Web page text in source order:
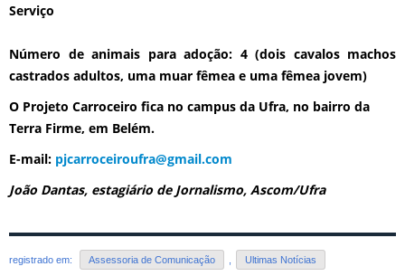
Serviço
Número de animais para adoção: 4 (dois cavalos machos
castrados adultos, uma muar fêmea e uma fêmea jovem)
O Projeto Carroceiro fica no campus da Ufra, no bairro da
Terra Firme, em Belém.
E-mail: pjcarroceiroufra@gmail.com
João Dantas, estagiário de Jornalismo, Ascom/Ufra
registrado em: Assessoria de Comunicação Ultimas Notícias